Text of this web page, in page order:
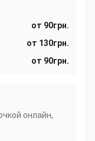
от 90грн.
от 130грн.
от 90грн.
онлайн,